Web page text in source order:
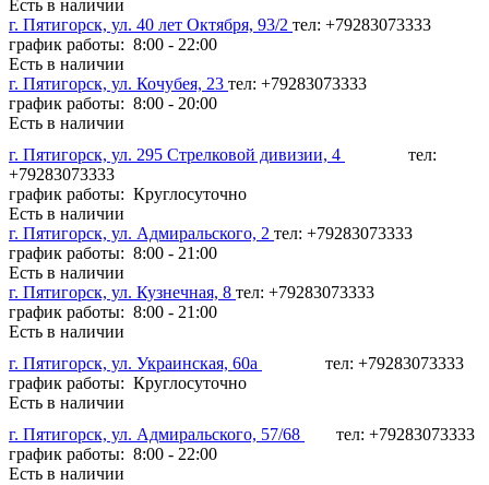
Есть в наличии
г. Пятигорск, ул. 40 лет Октября, 93/2 тел: +79283073333
график работы: 8:00 - 22:00
Есть в наличии
г. Пятигорск, ул. Кочубея, 23 тел: +79283073333
график работы: 8:00 - 20:00
Есть в наличии
г. Пятигорск, ул. 295 Стрелковой дивизии, 4
тел:
+79283073333
график работы: Круглосуточно
Есть в наличии
г. Пятигорск, ул. Адмиральского, 2 тел: +79283073333
график работы: 8:00 - 21:00
Есть в наличии
г. Пятигорск, ул. Кузнечная, 8 тел: +79283073333
график работы: 8:00 - 21:00
Есть в наличии
г. Пятигорск, ул. Украинская, 60а
тел: +79283073333
график работы: Круглосуточно
Есть в наличии
г. Пятигорск, ул. Адмиральского, 57/68
тел: +79283073333
график работы: 8:00 - 22:00
Есть в наличии